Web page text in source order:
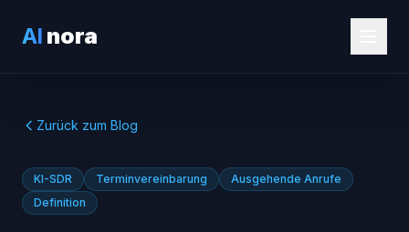
AI nora
Zurück zum Blog
KI-SDR Terminvereinbarung
Ausgehende Anrufe
Definition